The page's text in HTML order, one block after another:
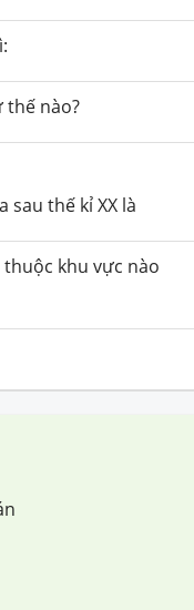
thế nào?
thế kỉ XX là
khu vực nào